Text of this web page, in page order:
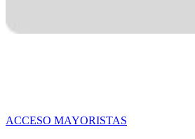
ACCESO MAYORISTAS